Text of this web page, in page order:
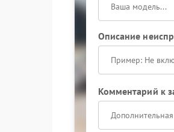
Описание
Комментарий к